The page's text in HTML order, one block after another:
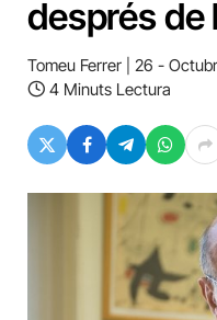
després de
Tomeu Ferrer
26 -
4 Minuts Lectura